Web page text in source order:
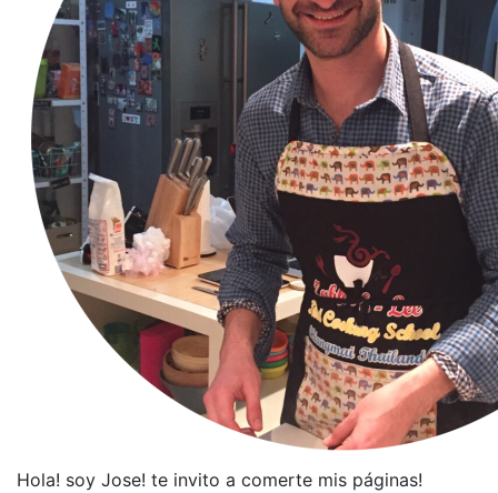
Hola! soy Jose! te invito a comerte mis páginas!